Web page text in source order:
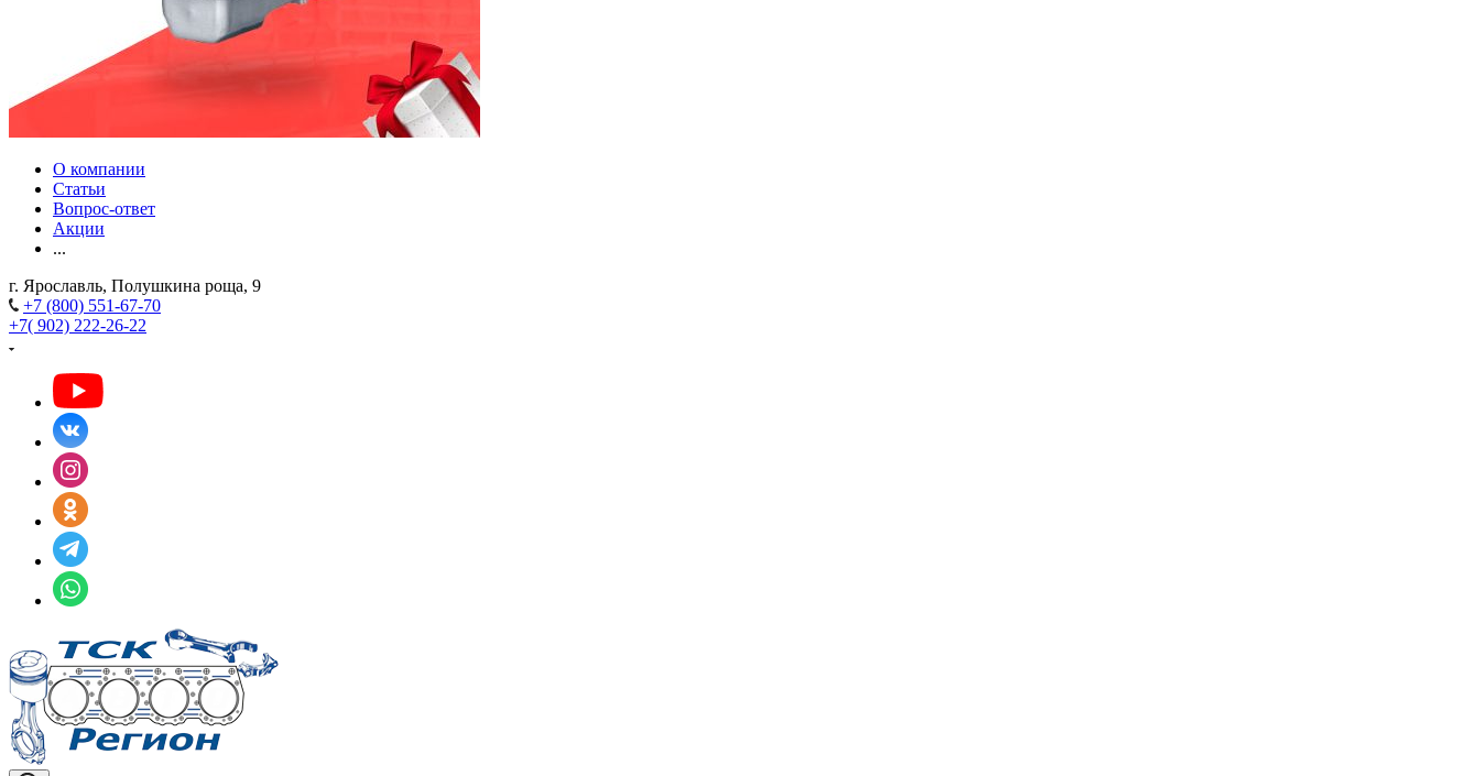
О компании
Статьи
Вопрос-ответ
Акции
...
г. Ярославль, Полушкина роща, 9
+7 (800) 551-67-70
+7( 902) 222-26-22